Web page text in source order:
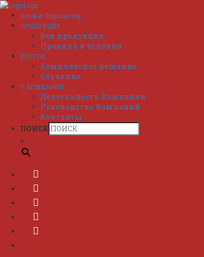
Перейти
содержимому
Qareket Engineering
ПРОДУКЦИЯ
Вся продукция
Правила и условия
УСЛУГИ
Комплексное решение
Обучение
О КОМПАНИИ
Деятельность Компании
Руководство Компаний
Контакты
ПОИСК
×